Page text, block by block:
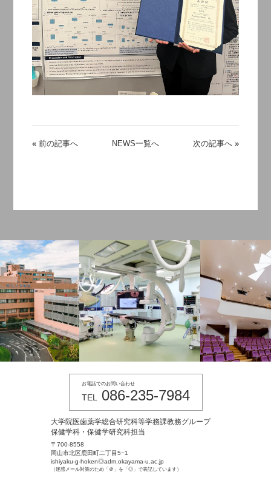
« 前の記事へ NEWS一覧へ 次の記事へ »
お電話でのお問い合わせ
TEL 086-235-7984
大学院医歯薬学総合研究科等学務課教務グループ
保健学科・保健学研究科担当
〒700-8558
岡山市北区鹿田町二丁目5−1
ishiyaku-g-hoken◎adm.okayama-u.ac.jp
（迷惑メール対策のため「＠」を「◎」で表記しています）